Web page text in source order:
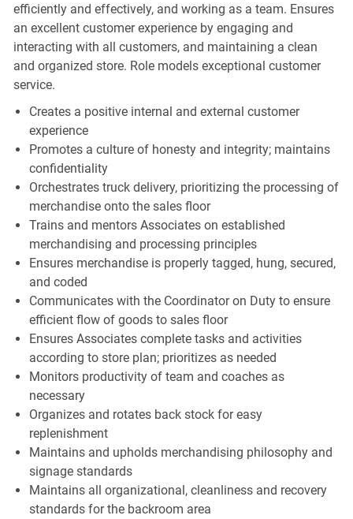
efficiently and effectively, and working as a team. Ensures
an excellent customer experience by engaging and
interacting with all customers, and maintaining a clean
and organized store. Role models exceptional customer
service.
Creates a positive internal and external customer
experience
Promotes a culture of honesty and integrity; maintains
confidentiality
Orchestrates truck delivery, prioritizing the processing of
merchandise onto the sales floor
Trains and mentors Associates on established
merchandising and processing principles
Ensures merchandise is properly tagged, hung, secured,
and coded
Communicates with the Coordinator on Duty to ensure
efficient flow of goods to sales floor
Ensures Associates complete tasks and activities
according to store plan; prioritizes as needed
Monitors productivity of team and coaches as
necessary
Organizes and rotates back stock for easy
replenishment
Maintains and upholds merchandising philosophy and
signage standards
Maintains all organizational, cleanliness and recovery
standards for the backroom area